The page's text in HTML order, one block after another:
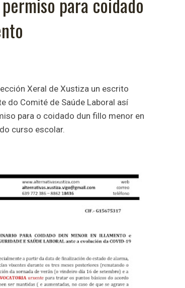
Xeral de Xustiza un escrito
do Comité de Saúde Laboral así
para o coidado dun fillo menor en
curso escolar.